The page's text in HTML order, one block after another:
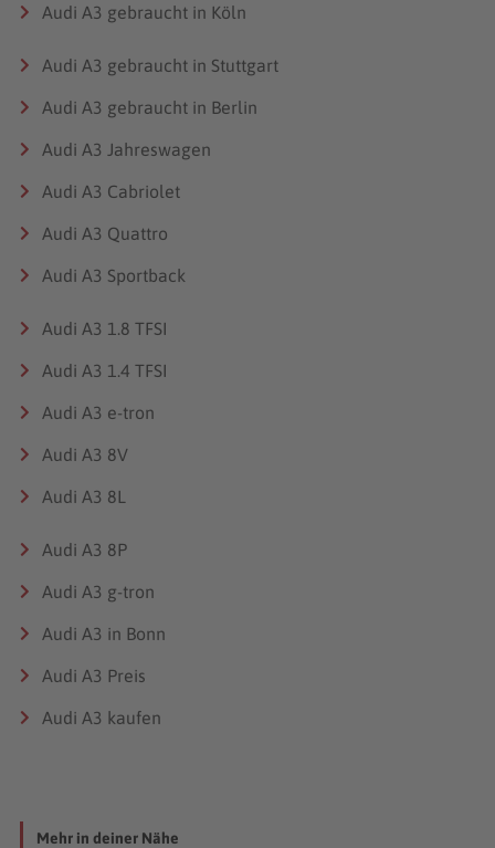
Audi A3 gebraucht in Köln
Audi A3 gebraucht in Stuttgart
Audi A3 gebraucht in Berlin
Audi A3 Jahreswagen
Audi A3 Cabriolet
Audi A3 Quattro
Audi A3 Sportback
Audi A3 1.8 TFSI
Audi A3 1.4 TFSI
Audi A3 e-tron
Audi A3 8V
Audi A3 8L
Audi A3 8P
Audi A3 g-tron
Audi A3 in Bonn
Audi A3 Preis
Audi A3 kaufen
Mehr in deiner Nähe